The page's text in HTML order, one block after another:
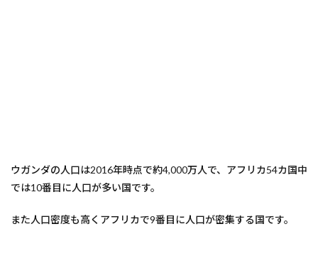
ウガンダの人口は2016年時点で約4,000万人で、アフリカ54カ国中
では10番目に人口が多い国です。
また人口密度も高くアフリカで9番目に人口が密集する国です。